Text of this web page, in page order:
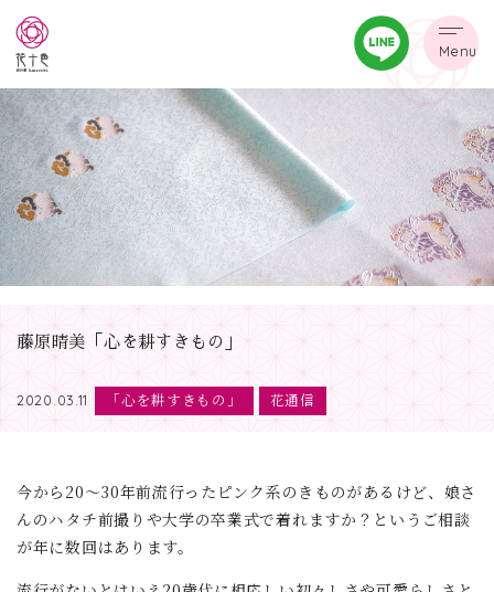
Menu
藤原晴美「心を耕すきもの」
2020.03.11 「心を耕すきもの」 花通信
今から20～30年前流行ったピンク系のきものがあるけど、娘さ
んのハタチ前撮りや大学の卒業式で着れますか？というご相談
が年に数回はあります。